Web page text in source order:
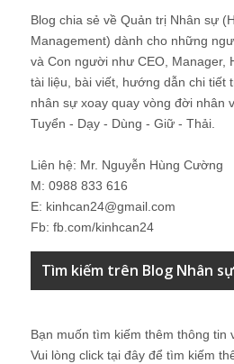
Blog chia sẻ về Quản trị Nhân sự
Management) dành cho những
và Con người như CEO, Manager,
tài liệu, bài viết, hướng dẫn chi tiết
nhân sự xoay quay vòng đời nhân
Tuyển - Dạy - Dùng - Giữ - Thải.
Liên hệ: Mr. Nguyễn Hùng Cường
M: 0988 833 616
E: kinhcan24@gmail.com
Fb: fb.com/kinhcan24
Tìm kiếm trên Blog Nhân sự
Bạn muốn tìm kiếm thêm thông tin
Vui lòng click tại đây để tìm kiếm